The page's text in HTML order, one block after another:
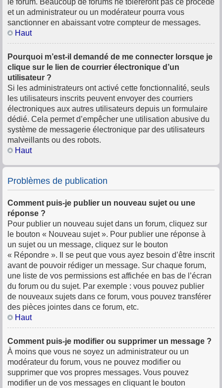
le forum. Beaucoup de forums ne toléreront pas ce procédé
et un administrateur ou un modérateur pourra vous
sanctionner en abaissant votre compteur de messages.
Haut
Pourquoi m’est-il demandé de me connecter lorsque je
clique sur le lien de courrier électronique d’un
utilisateur ?
Si les administrateurs ont activé cette fonctionnalité, seuls
les utilisateurs inscrits peuvent envoyer des courriers
électroniques aux autres utilisateurs depuis un formulaire
dédié. Cela permet d’empêcher une utilisation abusive du
système de messagerie électronique par des utilisateurs
malveillants ou des robots.
Haut
Problèmes de publication
Comment puis-je publier un nouveau sujet ou une
réponse ?
Pour publier un nouveau sujet dans un forum, cliquez sur
le bouton « Nouveau sujet ». Pour publier une réponse à
un sujet ou un message, cliquez sur le bouton
« Répondre ». Il se peut que vous ayez besoin d’être inscrit
avant de pouvoir rédiger un message. Sur chaque forum,
une liste de vos permissions est affichée en bas de l’écran
du forum ou du sujet. Par exemple : vous pouvez publier
de nouveaux sujets dans ce forum, vous pouvez transférer
des pièces jointes dans ce forum, etc.
Haut
Comment puis-je modifier ou supprimer un message ?
À moins que vous ne soyez un administrateur ou un
modérateur du forum, vous ne pouvez modifier ou
supprimer que vos propres messages. Vous pouvez
modifier un de vos messages en cliquant le bouton